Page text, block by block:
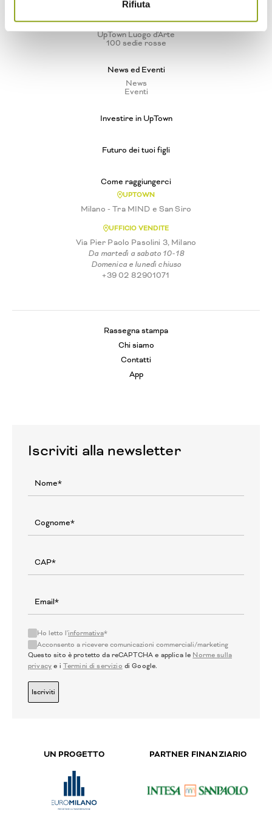
Rifiuta
Progetti e iniziative
Vivere ad Arte
UpTown Luogo d'Arte
100 sedie rosse
News ed Eventi
News
Eventi
Investire in UpTown
Futuro dei tuoi figli
Come raggiungerci
UPTOWN
Milano - Tra MIND e San Siro
UFFICIO VENDITE
Via Pier Paolo Pasolini 3, Milano
Da martedì a sabato 10-18
Domenica e lunedì chiuso
+39 02 82901071
Rassegna stampa
Chi siamo
Contatti
App
Iscriviti alla newsletter
Ho letto l'informativa*
Acconsento a ricevere comunicazioni commerciali/marketing
Questo sito è protetto da reCAPTCHA e applica le Norme sulla
privacy e i Termini di servizio di Google.
Iscriviti
UN PROGETTO PARTNER FINANZIARIO